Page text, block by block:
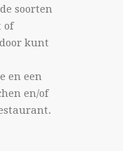
soorten
of
kunt
en een
en/of